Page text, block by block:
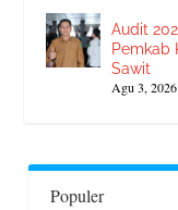
Audit
Pemkab
Sawit
Agu 3, 2026
Populer